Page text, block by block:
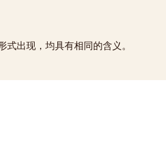
出现，均具有相同的含义。